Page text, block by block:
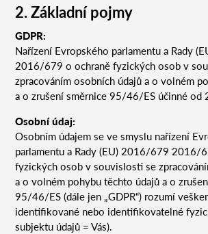
2. Základní pojmy
GDPR:
Nařízení Evropského parlamentu a Rady
2016/679 o ochraně fyzických osob v
zpracováním osobních údajů a o volném
a o zrušení směrnice 95/46/ES účinné od
Osobní údaj:
Osobním údajem se ve smyslu nařízení
parlamentu a Rady (EU) 2016/679 2016/
fyzických osob v souvislosti se
a o volném pohybu těchto údajů a o
95/46/ES (dále jen „GDPR“) rozumí
identifikované nebo identifikovatelné
subjektu údajů = Vás).